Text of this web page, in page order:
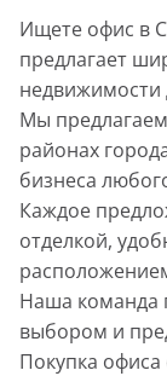
Ищете офис в
предлагает
недвижимости
Мы
районах
бизнеса
Каждое
отделкой,
Наша команда
выбором и
Покупка